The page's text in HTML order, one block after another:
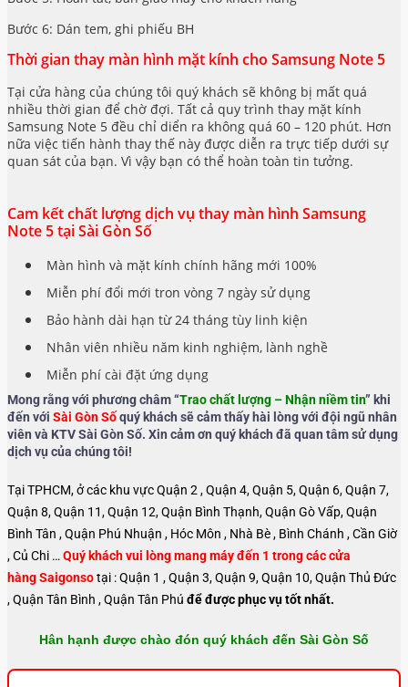
Bước 6: Dán tem, ghi phiếu BH
Thời gian thay màn hình mặt kính cho Samsung Note 5
Tại cửa hàng của chúng tôi quý khách sẽ không bị mất quá
nhiều thời gian để chờ đợi. Tất cả quy trình thay mặt kính
Samsung Note 5 đều chỉ diển ra không quá 60 – 120 phút. Hơn
nữa việc tiến hành thay thế này được diễn ra trực tiếp dưới sự
quan sát của bạn. Vì vậy bạn có thể hoàn toàn tin tưởng.
Cam kết chất lượng dịch vụ thay màn hình Samsung
Note 5 tại Sài Gòn Số
Màn hình và mặt kính chính hãng mới 100%
Miễn phí đổi mới tron vòng 7 ngày sử dụng
Bảo hành dài hạn từ 24 tháng tùy linh kiện
Nhân viên nhiều năm kinh nghiệm, lành nghề
Miễn phí cài đặt ứng dụng
Mong rằng với phương châm “Trao chất lượng – Nhận niềm tin” khi
đến với Sài Gòn Sốquý khách sẽ cảm thấy hài lòng với đội ngũ nhân
viên và KTV Sài Gòn Số. Xin cảm ơn quý khách đã quan tâm sử dụng
dịch vụ của chúng tôi!
Tại TPHCM, ở các khu vực Quận 2 , Quận 4, Quận 5, Quận 6, Quận 7,
Quận 8, Quận 11, Quận 12, Quận Bình Thạnh, Quận Gò Vấp, Quận
Bình Tân , Quận Phú Nhuận , Hóc Môn , Nhà Bè , Bình Chánh , Cần Giờ
, Củ Chi … Quý khách vui lòng mang máy đến 1 trong các cửa
hàng Saigonsotại : Quận 1 , Quận 3, Quận 9, Quận 10, Quận Thủ Đức
, Quận Tân Bình , Quận Tân Phú để được phục vụ tốt nhất.
Hân hạnh được chào đón quý khách đến Sài Gòn Số